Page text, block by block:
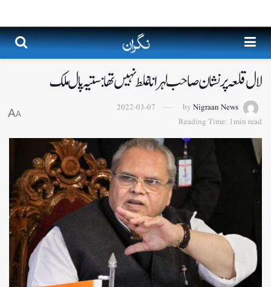
لال قلعہ پر نشان صاحب لہرانا غلط نہیں تھا : ستیہ پال ملک
by Nigraan News
2022-03-07
Reading Time: 1min read
A
A